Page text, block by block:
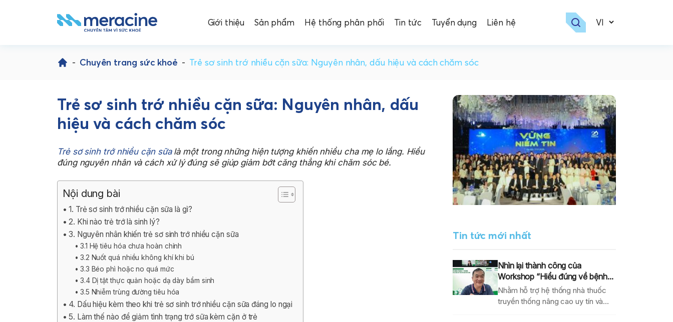
Giới thiệu Sản phẩm Hệ thống phân phối Tin tức Tuyển dụng Liên hệ
- Chuyên trang sức khoẻ - Trẻ sơ sinh trớ nhiều cặn sữa: Nguyên nhân, dấu hiệu và cách chăm sóc
Trẻ sơ sinh trớ nhiều cặn sữa: Nguyên nhân, dấu
hiệu và cách chăm sóc
Trẻ sơ sinh trớ nhiều cặn sữalà một trong những hiện tượng khiến nhiều cha mẹ lo lắng. Hiểu
đúng nguyên nhân và cách xử lý đúng sẽ giúp giảm bớt căng thẳng khi chăm sóc bé.
Nội dung bài
1. Trẻ sơ sinh trớ nhiều cặn sữa là gì?
2. Khi nào trẻ trớ là sinh lý?
3. Nguyên nhân khiến trẻ sơ sinh trớ nhiều cặn sữa
3.1 Hệ tiêu hóa chưa hoàn chỉnh
3.2 Nuốt quá nhiều không khí khi bú
3.3 Béo phì hoặc no quá mức
3.4 Dị tật thực quản hoặc dạ dày bẩm sinh
3.5 Nhiễm trùng đường tiêu hóa
4. Dấu hiệu kèm theo khi trẻ sơ sinh trớ nhiều cặn sữa đáng lo ngại
5. Làm thế nào để giảm tình trạng trớ sữa kèm cặn ở trẻ
Tin tức mới nhất
Nhìn lại thành công của
Workshop “Hiểu đúng về bệnh...
Nhằm hỗ trợ hệ thống nhà thuốc
truyền thống nâng cao uy tín và